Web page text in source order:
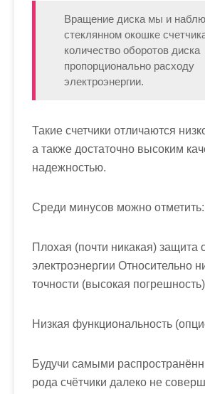
Вращение диска мы и
стеклянном окошке
количество оборотов диска
пропорционально расходу
электроэнергии.
Такие счетчики отличаются
а также достаточно высоким
надежностью.
Среди минусов можно отметить:
Плохая (почти никакая) защита
электроэнергии Относительно
точности (высокая погрешность)
Низкая функциональность
Будучи самыми
рода счётчики далеко не